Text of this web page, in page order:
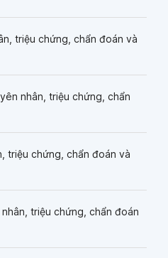
triệu chứng, chẩn đoán và
nhân, triệu chứng, chẩn
triệu chứng, chẩn đoán và
triệu chứng, chẩn đoán